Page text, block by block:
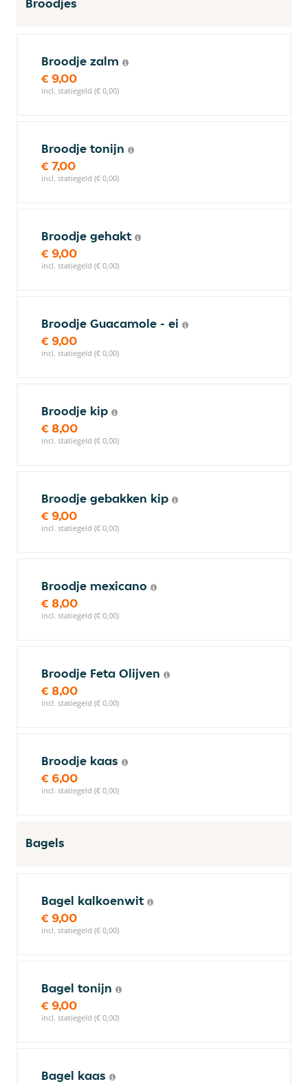
Broodje zalm
€ 9,00
incl. statiegeld (€ 0,00)
Broodje tonijn
€ 7,00
incl. statiegeld (€ 0,00)
Broodje gehakt
€ 9,00
incl. statiegeld (€ 0,00)
Broodje Guacamole - ei
€ 9,00
incl. statiegeld (€ 0,00)
Broodje kip
€ 8,00
incl. statiegeld (€ 0,00)
Broodje gebakken kip
€ 9,00
incl. statiegeld (€ 0,00)
Broodje mexicano
€ 8,00
incl. statiegeld (€ 0,00)
Broodje Feta Olijven
€ 8,00
incl. statiegeld (€ 0,00)
Broodje kaas
€ 6,00
incl. statiegeld (€ 0,00)
Bagels
Bagel kalkoenwit
€ 9,00
incl. statiegeld (€ 0,00)
Bagel tonijn
€ 9,00
incl. statiegeld (€ 0,00)
Bagel kaas